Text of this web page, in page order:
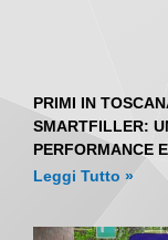
PRIMI IN
SMARTFILLER:
PERFORMANCE
Leggi Tutto »